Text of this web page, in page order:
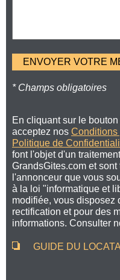
* Champs obligatoires
En cliquant sur le
acceptez nos Conditions
Politique de
font l'objet d'un
GrandsGites.com et
l'annonceur que vous
à la loi "informatique et
modifiée, vous disposez
rectification et pour des
informations. Consulter
GUIDE DU